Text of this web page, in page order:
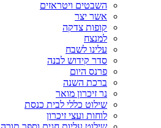
השבטים ויטראזים
אשר יצר
קופות צדקה
למנצח
עלינו לשבח
סדר קידוש לבנה
פרנס היום
ברכת השנה
נר זיכרון מואר
שילוט כללי לבית כנסת
לוחות ועצי זיכרון